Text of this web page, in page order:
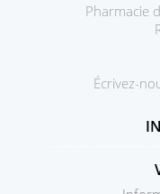
Pharmacie
Écrivez-